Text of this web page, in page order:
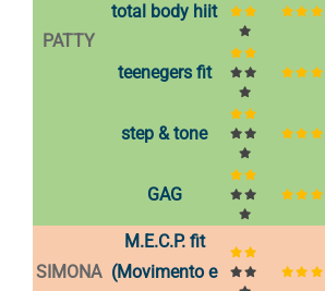
PATTY
total body hiit
teenegers fit
step & tone
GAG
SIMONA
M.E.C.P. fit
(Movimento e